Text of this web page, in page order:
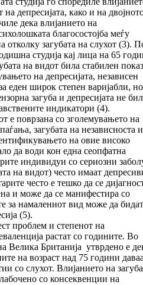
на депресијата, како и на
дека вли­ја­нието на
благосостојба меѓу
отколку загубата на слухот (3).
сту­ди­ја кај лица на 65
на видот била стабилен
на де­пре­си­јата, независен
еден широк степен варијабли, но
загуба и де­пре­сијата не
индикатори (4).
е поврзана со зго­ле­мувањето на
загубата на независноста и
на овие високо
да води кон една сеопфатна
индивидуи со сериозни
на видот) чес­то имаат
често е тешко да се
и може да се манифестира со
за намалениот вид може да бидат
(5).
проблем и сте­пе­нот на
растат со годините. Во
Велика Британија ут­вр­де­но е
на воз­раст над 75 години
со слухот. Влијанието на
со консеквенции на